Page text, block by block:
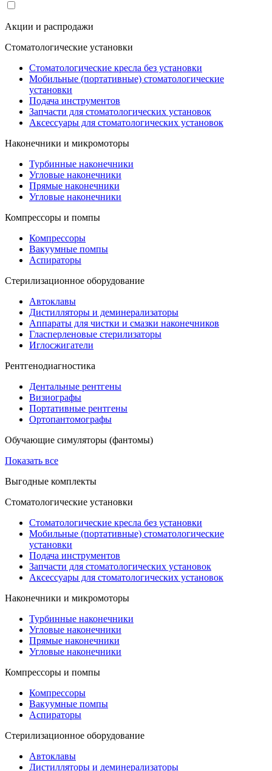
Акции и распродажи
Стоматологические установки
Стоматологические кресла без установки
Мобильные (портативные) стоматологические
установки
Подача инструментов
Запчасти для стоматологических установок
Аксессуары для стоматологических установок
Наконечники и микромоторы
Турбинные наконечники
Угловые наконечники
Прямые наконечники
Угловые наконечники
Компрессоры и помпы
Компрессоры
Вакуумные помпы
Аспираторы
Стерилизационное оборудование
Автоклавы
Дистилляторы и деминерализаторы
Аппараты для чистки и смазки наконечников
Гласперленовые стерилизаторы
Иглосжигатели
Рентгенодиагностика
Дентальные рентгены
Визиографы
Портативные рентгены
Ортопантомографы
Обучающие симуляторы (фантомы)
Показать все
Выгодные комплекты
Стоматологические установки
Стоматологические кресла без установки
Мобильные (портативные) стоматологические
установки
Подача инструментов
Запчасти для стоматологических установок
Аксессуары для стоматологических установок
Наконечники и микромоторы
Турбинные наконечники
Угловые наконечники
Прямые наконечники
Угловые наконечники
Компрессоры и помпы
Компрессоры
Вакуумные помпы
Аспираторы
Стерилизационное оборудование
Автоклавы
Дистилляторы и деминерализаторы